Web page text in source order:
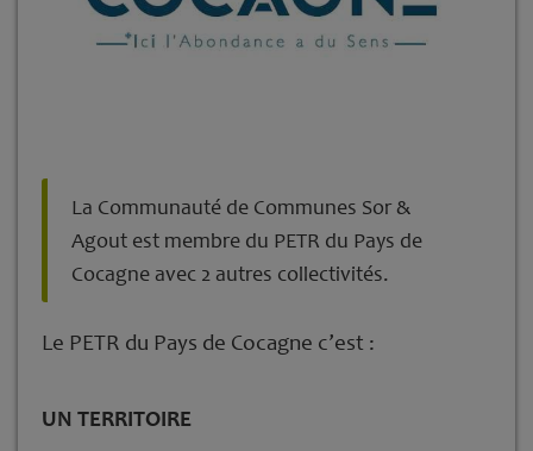
La Communauté de Communes Sor &
Agout est membre du PETR du Pays de
Cocagne avec 2 autres collectivités.
Le PETR du Pays de Cocagne c’est :
UN TERRITOIRE